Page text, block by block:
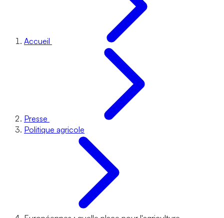
Accueil
Presse
Politique agricole